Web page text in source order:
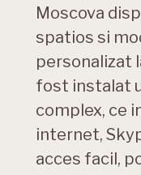
Moscova
spatios si
personalizat
fost instalat
complex, ce
internet,
acces facil,